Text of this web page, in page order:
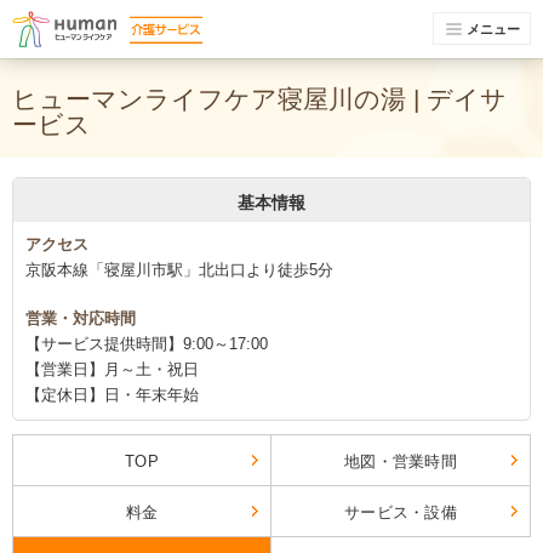
メニュー
ヒューマンライフケア寝屋川の湯 | デイサ
ービス
基本情報
アクセス
京阪本線「寝屋川市駅」北出口より徒歩5分
営業・対応時間
【サービス提供時間】9:00～17:00
【営業日】月～土・祝日
【定休日】日・年末年始
TOP 地図・営業時間
料金 サービス・設備